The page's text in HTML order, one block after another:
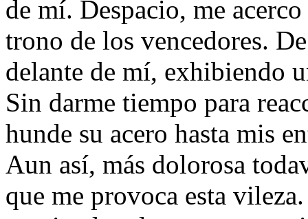
de mí­. Despacio, me
trono de los vencedores.
delante de mí­, exhibiendo
Sin darme tiempo para
hunde su acero hasta mis
Aun así­, más dolorosa
que me provoca esta